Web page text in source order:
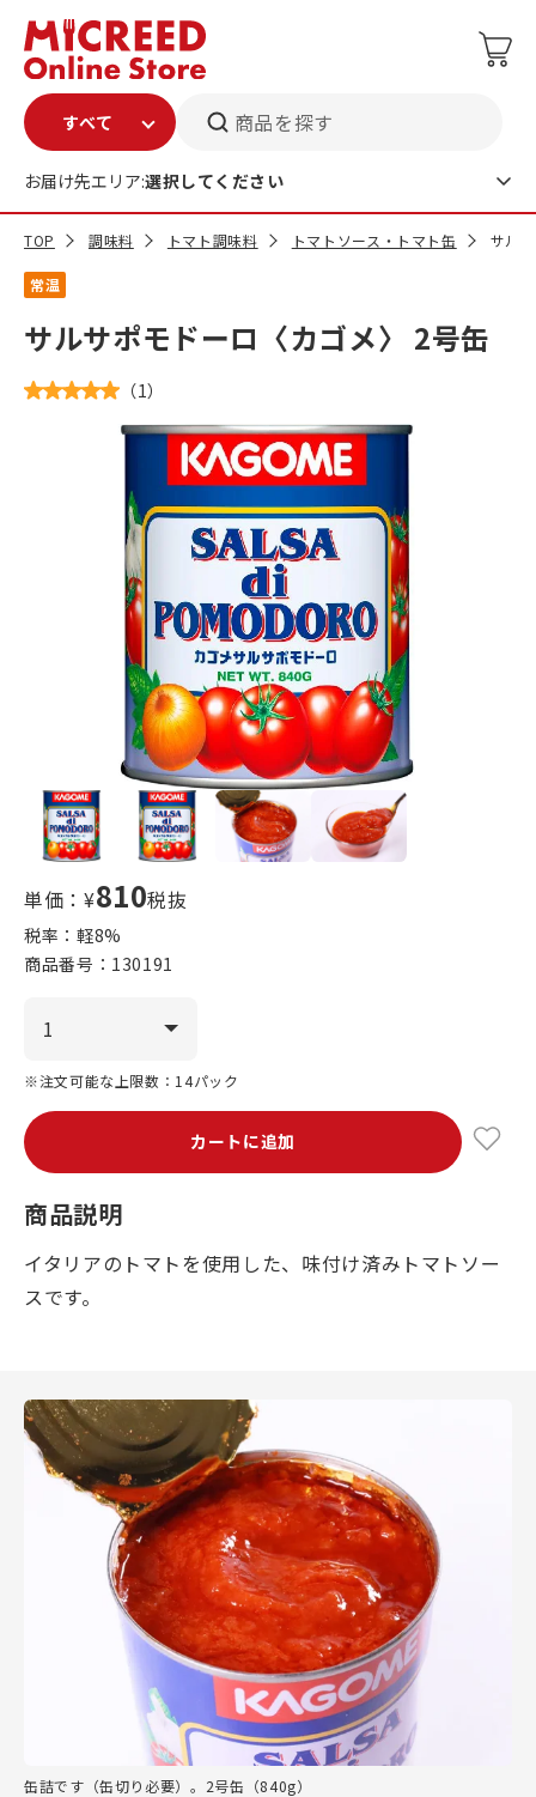
商品を探す
お届け先エリア:選択してください
TOP 調味料 トマト調味料 トマトソース・トマト缶 サル
常温
サルサポモドーロ〈カゴメ〉 2号缶
（1）
単価：¥810税抜
税率：軽8%
商品番号： 130191
※注文可能な上限数：14パック
カートに追加
商品説明
イタリアのトマトを使用した、味付け済みトマトソー
スです。
缶詰です（缶切り必要）。2号缶（840g）